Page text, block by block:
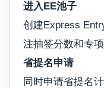
进入EE池子
创建Express
注抽签分数和专项
省提名申请
同时申请省提名